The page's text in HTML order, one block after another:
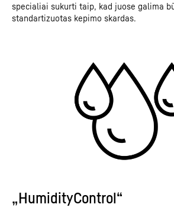
specialiai sukurti taip, kad juose galima
standartizuotas kepimo skardas.
„HumidityControl“